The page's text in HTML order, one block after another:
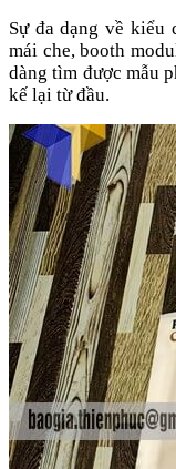
Sự đa dạng về kiểu
mái che, booth
dàng tìm được mẫu
kế lại từ đầu.